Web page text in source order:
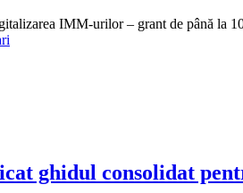
IMM-urilor – grant de până la
ghidul consolidat